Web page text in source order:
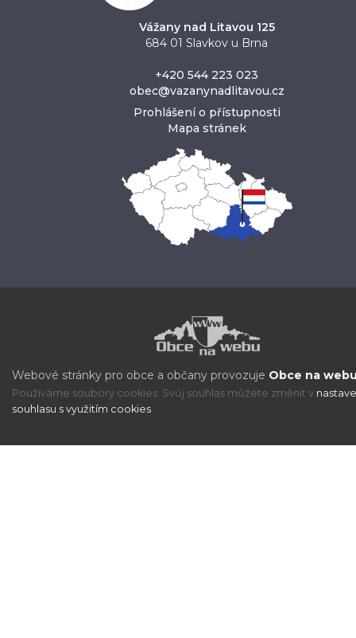
Vážany nad Litavou 125
684 01 Slavkov u Brna
+420 544 223 023
obec@vazanynadlitavou.cz
Prohlášení o přístupnosti
Mapa stránek
Webové stránky pro obce a občany provozuje Obce na
Používáme soubory cookies. Svůj souhlas můžete změnit v
souhlasu s využitím cookies